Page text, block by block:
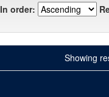
In order:
Showing